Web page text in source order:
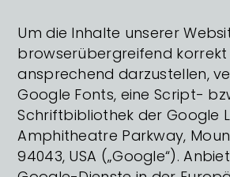
Um die Inhalte unserer
browserübergreifend
ansprechend darzustellen,
Google Fonts, eine Script-
Schriftbibliothek der Google
Amphitheatre Parkway,
94043, USA („Google“).